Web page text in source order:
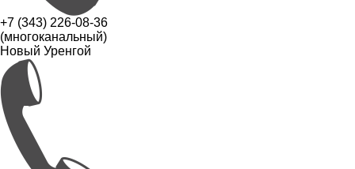
+7 (343) 226-08-36
(многоканальный)
Новый Уренгой